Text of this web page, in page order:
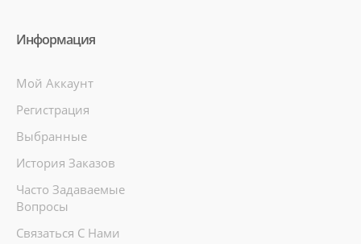
Информация
Мой Аккаунт
Регистрация
Выбранные
История Заказов
Часто Задаваемые
Вопросы
Связаться С Нами